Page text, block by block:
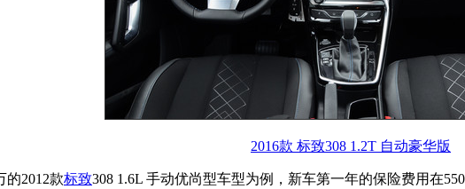
2016款 标致308 1.2T 自动豪华版
的2012款标致308 1.6L 手动优尚型车型为例，新车第一年的保险费用在